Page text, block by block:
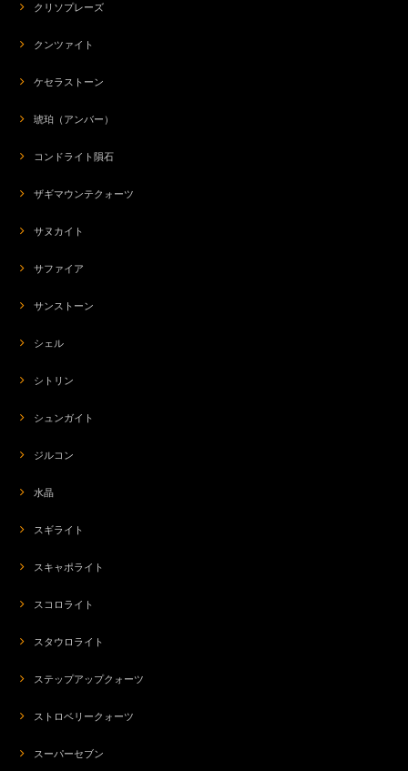
クリソプレーズ
クンツァイト
ケセラストーン
琥珀（アンバー）
コンドライト隕石
ザギマウンテクォーツ
サヌカイト
サファイア
サンストーン
シェル
シトリン
シュンガイト
ジルコン
水晶
スギライト
スキャポライト
スコロライト
スタウロライト
ステップアップクォーツ
ストロベリークォーツ
スーパーセブン